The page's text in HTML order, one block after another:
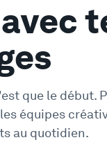
que le début.
équipes
au quotidien.